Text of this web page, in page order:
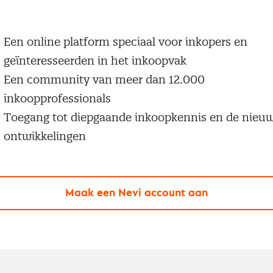
Een online platform speciaal voor inkopers en
geïnteresseerden in het inkoopvak
Een community van meer dan 12.000
inkoopprofessionals
Toegang tot diepgaande inkoopkennis en de
ontwikkelingen
Maak een Nevi account aan